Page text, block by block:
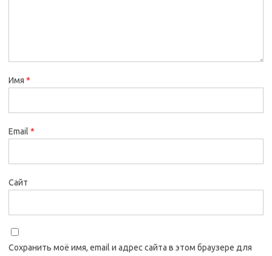
Имя *
Email *
Сайт
Сохранить моё имя, email и адрес сайта в этом браузере для